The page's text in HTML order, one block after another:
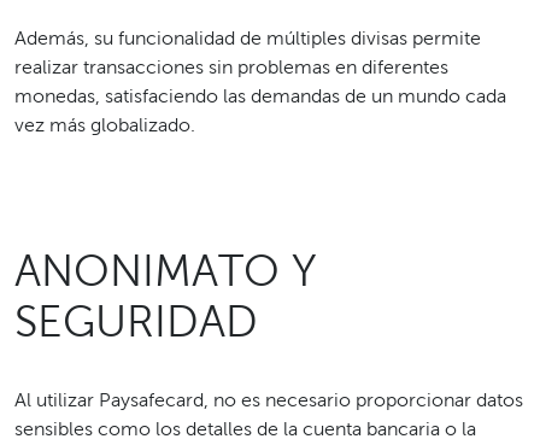
Además, su funcionalidad de múltiples divisas permite
realizar transacciones sin problemas en diferentes
monedas, satisfaciendo las demandas de un mundo cada
vez más globalizado.
ANONIMATO Y
SEGURIDAD
Al utilizar Paysafecard, no es necesario proporcionar datos
sensibles como los detalles de la cuenta bancaria o la